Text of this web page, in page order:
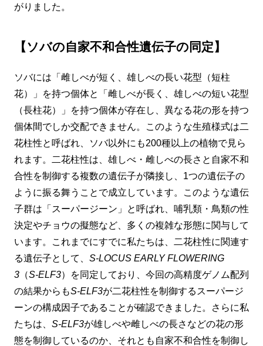
がりました。
【ソバの自家不和合性遺伝子の同定】
ソバには「雌しべが短く、雄しべの長い花型（短柱
花）」を持つ個体と「雌しべが長く、雄しべの短い花型
（長柱花）」を持つ個体が存在し、異なる花の形を持つ
個体間でしか交配できません。このような生殖様式は二
花柱性と呼ばれ、ソバ以外にも200種以上の植物で見ら
れます。二花柱性は、雄しべ・雌しべの長さと自家不和
合性を制御する複数の遺伝子が隣接し、1つの遺伝子の
ように振る舞うことで成立しています。このような遺伝
子群は「スーパージーン」と呼ばれ、哺乳類・鳥類の性
決定やチョウの擬態など、多くの複雑な形態に関与して
います。これまでにすでに私たちは、二花柱性に関連す
る遺伝子として、 S-LOCUS EARLY FLOWERING
3 （S-ELF3）を同定しており、今回の高精度ゲノム配列
の結果からもS-ELF3が二花柱性を制御するスーパージ
ーンの構成因子であることが確認できました。さらに私
たちは、 S-ELF3が雄しべや雌しべの長さなどの花の形
態を制御しているのか、それとも自家不和合性を制御し